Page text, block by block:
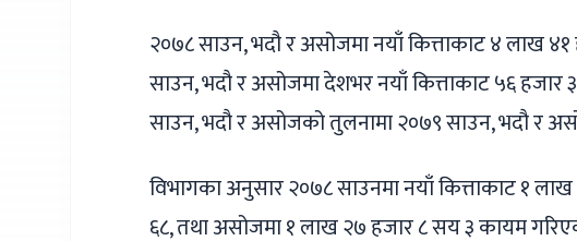
२०७८ साउन, भदौ र असोजमा नयाँ कित्ताकाट ४ लाख
साउन, भदौ र असोजमा देशभर नयाँ कित्ताकाट ५६
साउन, भदौ र असोजको तुलनामा २०७९ साउन, भदौ र
विभागका अनुसार २०७८ साउनमा नयाँ कित्ताकाट १
६८, तथा असोजमा १ लाख २७ हजार ८ सय ३ कायम